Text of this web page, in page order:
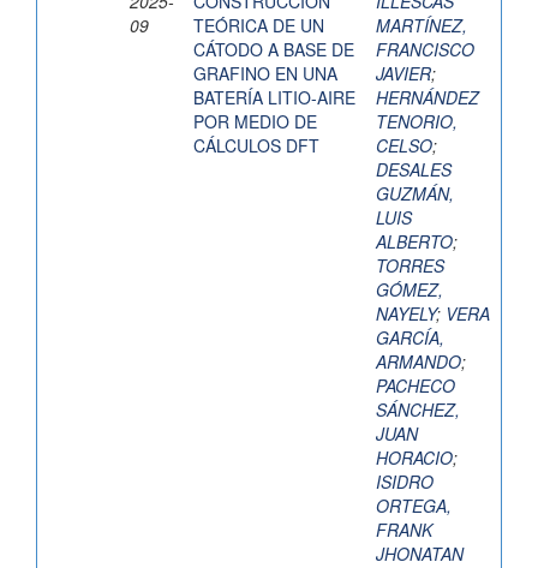
09
TEÓRICA DE UN
CÁTODO A BASE DE
GRAFINO EN UNA
BATERÍA LITIO-AIRE
POR MEDIO DE
CÁLCULOS DFT
MARTÍNEZ,
FRANCISCO
JAVIER;
HERNÁNDEZ
TENORIO,
CELSO;
DESALES
GUZMÁN,
LUIS
ALBERTO;
TORRES
GÓMEZ,
NAYELY; VERA
GARCÍA,
ARMANDO;
PACHECO
SÁNCHEZ,
JUAN
HORACIO;
ISIDRO
ORTEGA,
FRANK
JHONATAN